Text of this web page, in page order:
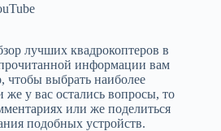
лучших квадрокоптеров в
информации вам
чтобы выбрать наиболее
у вас остались вопросы, то
или же поделиться
подобных устройств.